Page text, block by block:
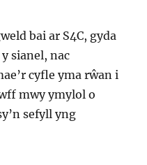
bai ar S4C, gyda
sianel, nac
cyfle yma rŵan i
mwy ymylol o
sefyll yng